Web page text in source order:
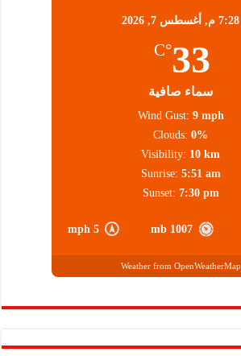
7:28 م, أغسطس 7, 2026
33
°C
سماء صافية
1007 mb
5 mph
Wind Gust: 9 mph
Clouds: 0%
Visibility: 10 km
Sunrise: 5:51 am
Sunset: 7:30 pm
Weather from OpenWeatherMap